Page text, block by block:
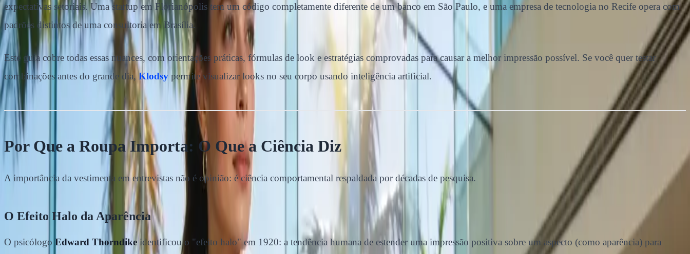
expectativas setoriais. Uma startup em Florianópolis tem um código completamente diferente de um banco em São Paulo, e uma empresa de tecnologia no Recife opera com
padrões distintos de uma consultoria em Brasília.
Este guia cobre todas essas nuances, com orientações práticas, fórmulas de look e estratégias comprovadas para causar a melhor impressão possível. Se você quer testar
combinações antes do grande dia,Klodsy permite visualizar looks no seu corpo usando inteligência artificial.
Por Que a Roupa Importa: O Que a Ciência Diz
A importância da vestimenta em entrevistas não é opinião: é ciência comportamental respaldada por décadas de pesquisa.
O Efeito Halo da Aparência
O psicólogo Edward Thorndike identificou o "efeito halo" em 1920: a tendência humana de estender uma impressão positiva sobre um aspecto (como aparência) para